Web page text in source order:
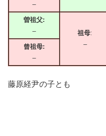
–
曽祖父:
–
祖母:
–
曾祖母:
–
藤原経尹の子とも